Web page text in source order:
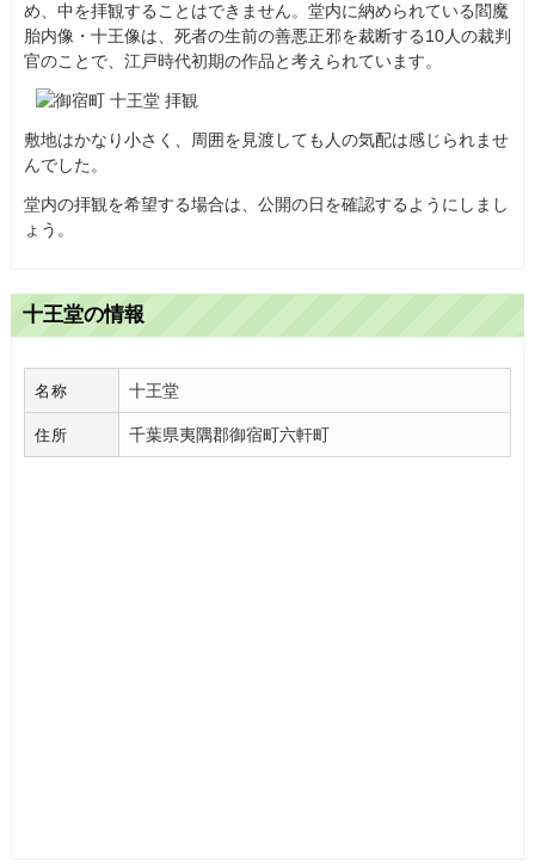
め、中を拝観することはできません。堂内に納められている閻魔
胎内像・十王像は、死者の生前の善悪正邪を裁断する10人の裁判
官のことで、江戸時代初期の作品と考えられています。
敷地はかなり小さく、周囲を見渡しても人の気配は感じられませ
んでした。
堂内の拝観を希望する場合は、公開の日を確認するようにしまし
ょう。
十王堂の情報
名称 十王堂
住所 千葉県夷隅郡御宿町六軒町